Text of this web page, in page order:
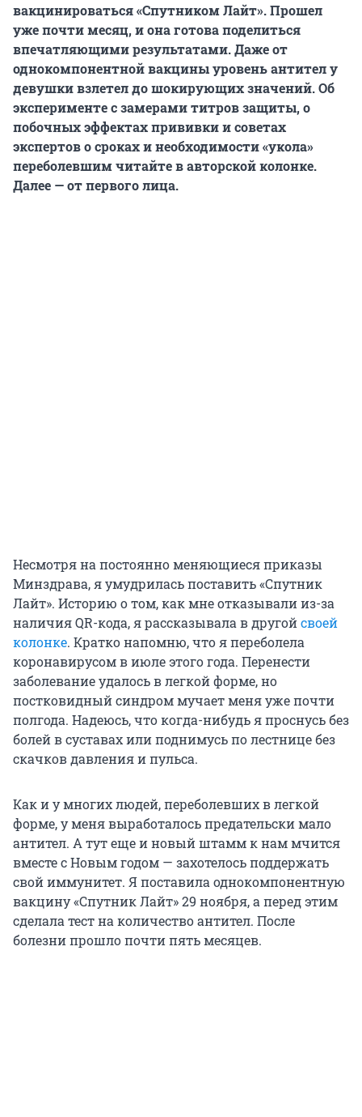
вакцинироваться «Спутником Лайт». Прошел
уже почти месяц, и она готова поделиться
впечатляющими результатами. Даже от
однокомпонентной вакцины уровень антител у
девушки взлетел до шокирующих значений. Об
эксперименте с замерами титров защиты, о
побочных эффектах прививки и советах
экспертов о сроках и необходимости «укола»
переболевшим читайте в авторской колонке.
Далее — от первого лица.
Несмотря на постоянно меняющиеся приказы
Минздрава, я умудрилась поставить «Спутник
Лайт». Историю о том, как мне отказывали из-за
наличия QR-кода, я рассказывала в другойсвоей
колонке. Кратко напомню, что я переболела
коронавирусом в июле этого года. Перенести
заболевание удалось в легкой форме, но
постковидный синдром мучает меня уже почти
полгода. Надеюсь, что когда-нибудь я проснусь без
болей в суставах или поднимусь по лестнице без
скачков давления и пульса.
Как и у многих людей, переболевших в легкой
форме, у меня выработалось предательски мало
антител. А тут еще и новый штамм к нам мчится
вместе с Новым годом — захотелось поддержать
свой иммунитет. Я поставила однокомпонентную
вакцину «Спутник Лайт» 29 ноября, а перед этим
сделала тест на количество антител. После
болезни прошло почти пять месяцев.